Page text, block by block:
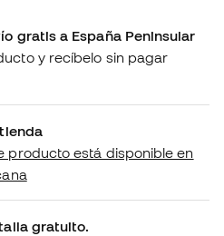
gratis a España Peninsular
y recíbelo sin pagar
producto está disponible en
gratuito.